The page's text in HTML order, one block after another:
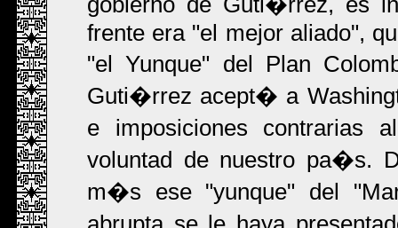
frente era "el mejor aliado",
"el Yunque" del Plan
Guti�rrez acept� a
e imposiciones contrarias
voluntad de nuestro pa�s.
m�s ese "yunque" del